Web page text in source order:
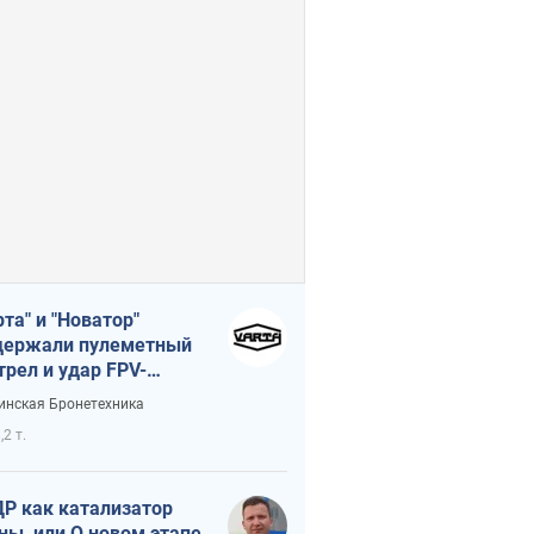
и "Новатор"
пулеметный
и удар FPV-
сохранив жизнь
Бронетехника
т.
как катализатор